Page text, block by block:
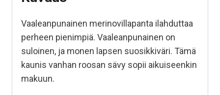
Vaaleanpunainen merinovillapanta ilahduttaa
perheen pienimpiä. Vaaleanpunainen on
suloinen, ja monen lapsen suosikkiväri. Tämä
kaunis vanhan roosan sävy sopii aikuiseenkin
makuun.